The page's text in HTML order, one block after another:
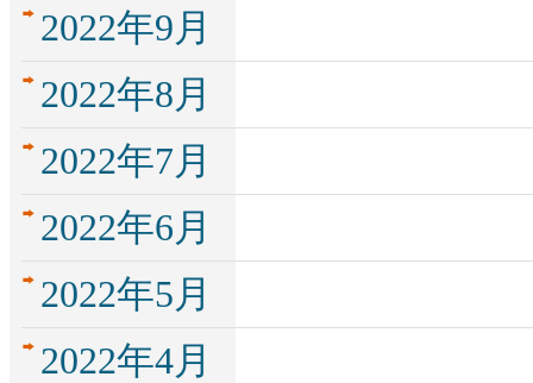
2022年9月
2022年8月
2022年7月
2022年6月
2022年5月
2022年4月